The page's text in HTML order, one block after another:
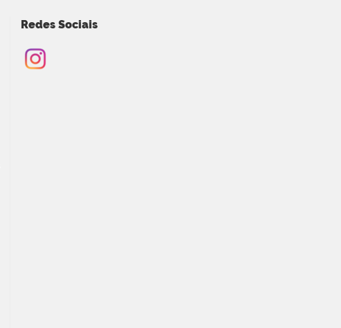
Redes Sociais